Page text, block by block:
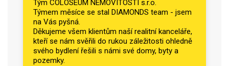
Tým COLOSEUM NEMOVITOSTI s.r.o.
Týmem měsíce se stal DIAMONDS team - jsem
na Vás pyšná.
Děkujeme všem klientům naší realitní kanceláře,
kteří se nám svěřili do rukou záležitosti ohledně
svého bydlení řešili s námi své domy, byty a
pozemky.